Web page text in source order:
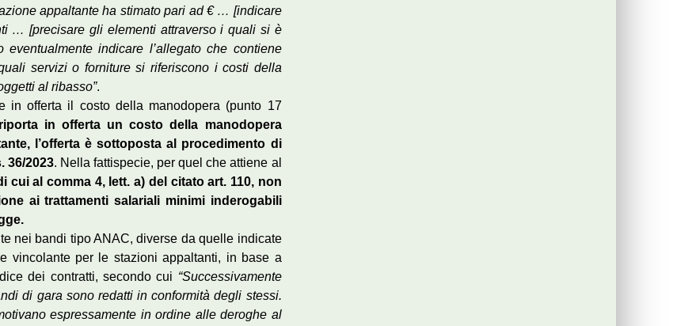
appaltante ha stimato pari ad € … [indicare
… [precisare gli elementi attraverso i quali si è
indicare l’allegato che contiene
servizi o forniture si riferiscono i costi della
al ribasso”.
in offerta il costo della manodopera (punto 17
in offerta un costo della manodopera
l’offerta è sottoposta al procedimento di
36/2023. Nella fattispecie, per quel che attiene al
cui al comma 4, lett. a) del citato art. 110, non
ai trattamenti salariali minimi inderogabili
nei bandi tipo ANAC, diverse da quelle indicate
vincolante per le stazioni appaltanti, in base a
dei contratti, secondo cui “Successivamente
di gara sono redatti in conformità degli stessi.
espressamente in ordine alle deroghe al